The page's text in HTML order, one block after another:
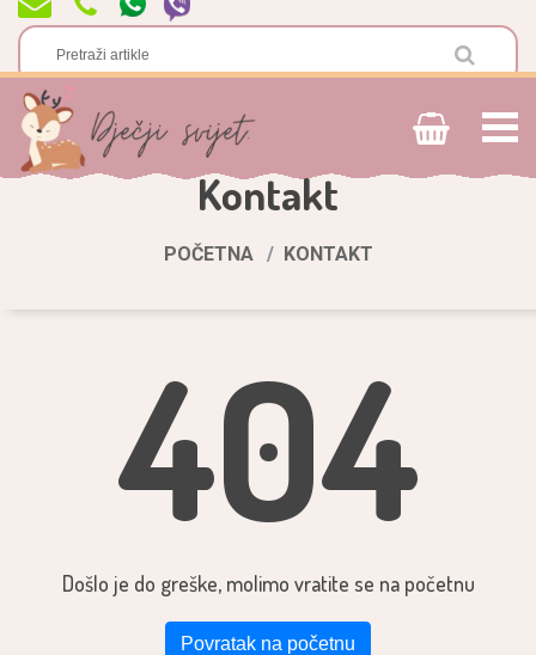
Kontakt
POČETNA KONTAKT
404
Došlo je do greške, molimo vratite se na početnu
Povratak na početnu